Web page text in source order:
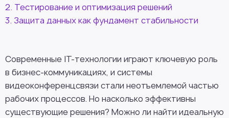
2. Тестирование и оптимизация решений
3. Защита данных как фундамент стабильности
Современные IT-технологии играют ключевую роль
в бизнес-коммуникациях, и системы
видеоконференцсвязи стали неотъемлемой частью
рабочих процессов. Но насколько эффективны
существующие решения? Можно ли найти идеальную